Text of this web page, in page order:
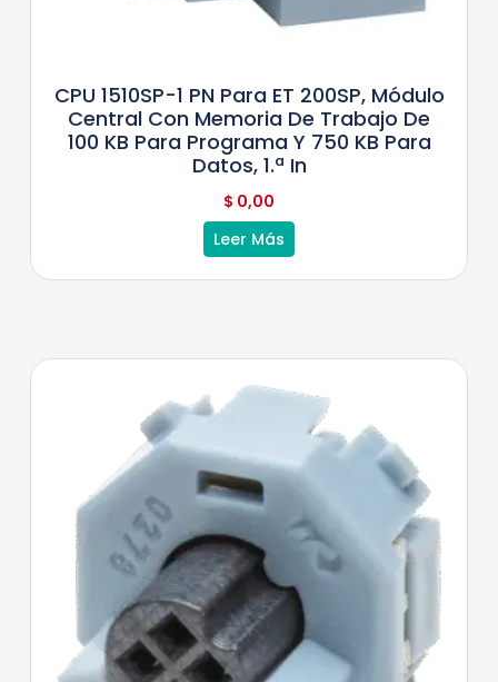
CPU 1510SP-1 PN Para ET 200SP, Módulo
Central Con Memoria De Trabajo De
100 KB Para Programa Y 750 KB Para
Datos, 1.ª In
$ 0,00
Leer Más